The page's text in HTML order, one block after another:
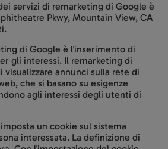
servizi di remarketing di Google è
Pkwy, Mountain View, CA
di Google è l'inserimento di
gli interessi. Il remarketing di
annunci sulla rete di
che si basano su esigenze
agli interessi degli utenti di
un cookie sul sistema
interessata. La definizione di